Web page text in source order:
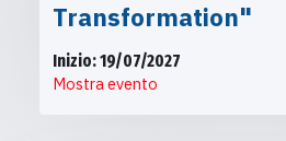
Transformation"
Inizio: 19/07/2027
Mostra evento